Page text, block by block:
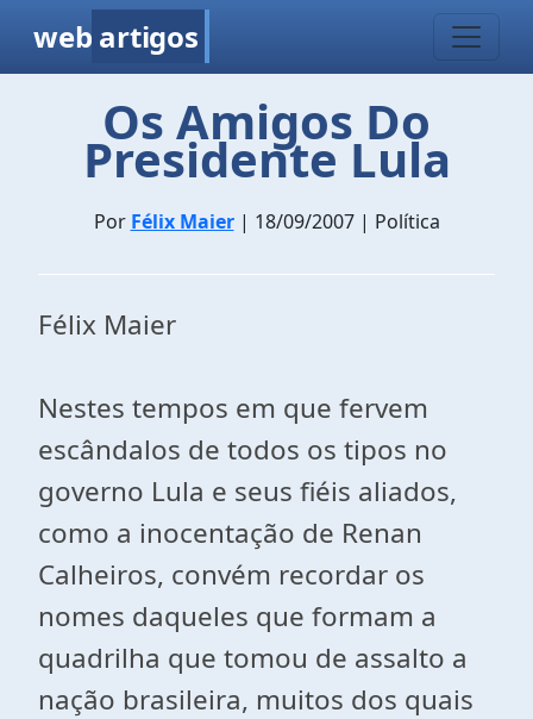
web artigos
Os Amigos Do
Presidente Lula
Por Félix Maier| 18/09/2007 | Política
Félix Maier
Nestes tempos em que fervem
escândalos de todos os tipos no
governo Lula e seus fiéis aliados,
como a inocentação de Renan
Calheiros, convém recordar os
nomes daqueles que formam a
quadrilha que tomou de assalto a
nação brasileira, muitos dos quais